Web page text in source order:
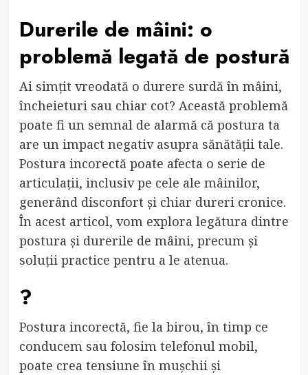
Durerile de mâini: o
problemă legată de postură
Ai simțit vreodată o durere surdă în mâini,
încheieturi sau chiar cot? Această problemă
poate fi un semnal de alarmă că postura ta
are un impact negativ asupra sănătății tale.
Postura incorectă poate afecta o serie de
articulații, inclusiv pe cele ale mâinilor,
generând disconfort și chiar dureri cronice.
În acest articol, vom explora legătura dintre
postura și durerile de mâini, precum și
soluții practice pentru a le atenua.
?
Postura incorectă, fie la birou, în timp ce
conducem sau folosim telefonul mobil,
poate crea tensiune în mușchii și